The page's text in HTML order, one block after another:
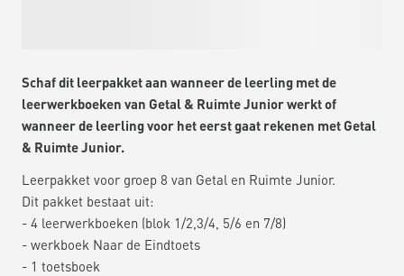
Schaf dit leerpakket aan wanneer de leerling met de
leerwerkboeken van Getal & Ruimte Junior werkt of
wanneer de leerling voor het eerst gaat rekenen met Getal
& Ruimte Junior.
Leerpakket voor groep 8 van Getal en Ruimte Junior.
Dit pakket bestaat uit:
- 4 leerwerkboeken (blok 1/2,3/4, 5/6 en 7/8)
- werkboek Naar de Eindtoets
- 1 toetsboek